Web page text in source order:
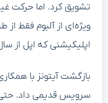
تشویق کرد. اما حرکت
ویژه‌ای از آلبوم فقط
اپلیکیشنی که اپل از سال ۲۰۱۹ عملاً کنار گذاشته
بازگشت آیتونز با
سرویس قدیمی داد.